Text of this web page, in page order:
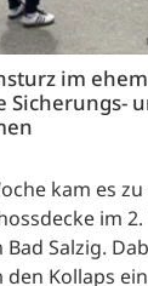
im
Sicherungs-
kam es
im
Salzig.
Kollaps